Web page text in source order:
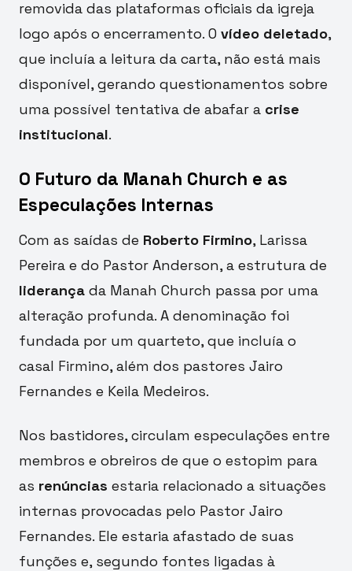
removida das plataformas oficiais da igreja
logo após o encerramento. O vídeo deletado,
que incluía a leitura da carta, não está mais
disponível, gerando questionamentos sobre
uma possível tentativa de abafar a crise
institucional.
O Futuro da Manah Church e as
Especulações Internas
Com as saídas de Roberto Firmino, Larissa
Pereira e do Pastor Anderson, a estrutura de
liderança da Manah Church passa por uma
alteração profunda. A denominação foi
fundada por um quarteto, que incluía o
casal Firmino, além dos pastores Jairo
Fernandes e Keila Medeiros.
Nos bastidores, circulam especulações entre
membros e obreiros de que o estopim para
as renúncias estaria relacionado a situações
internas provocadas pelo Pastor Jairo
Fernandes. Ele estaria afastado de suas
funções e, segundo fontes ligadas à